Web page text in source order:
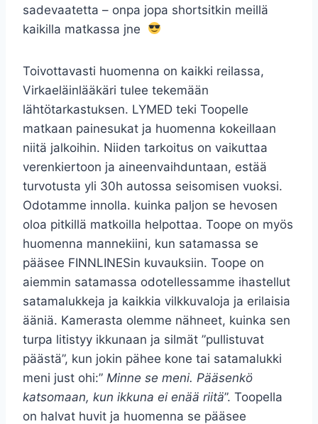
sadevaatetta – onpa jopa shortsitkin meillä
kaikilla matkassa jne
Toivottavasti huomenna on kaikki reilassa,
Virkaeläinlääkäri tulee tekemään
lähtötarkastuksen. LYMED teki Toopelle
matkaan painesukat ja huomenna kokeillaan
niitä jalkoihin. Niiden tarkoitus on vaikuttaa
verenkiertoon ja aineenvaihduntaan, estää
turvotusta yli 30h autossa seisomisen vuoksi.
Odotamme innolla. kuinka paljon se hevosen
oloa pitkillä matkoilla helpottaa. Toope on myös
huomenna mannekiini, kun satamassa se
pääsee FINNLINESin kuvauksiin. Toope on
aiemmin satamassa odotellessamme ihastellut
satamalukkeja ja kaikkia vilkkuvaloja ja erilaisia
ääniä. Kamerasta olemme nähneet, kuinka sen
turpa litistyy ikkunaan ja silmät ”pullistuvat
päästä”, kun jokin pähee kone tai satamalukki
meni just ohi:” Minne se meni. Pääsenkö
katsomaan, kun ikkuna ei enää riitä”. Toopella
on halvat huvit ja huomenna se pääsee